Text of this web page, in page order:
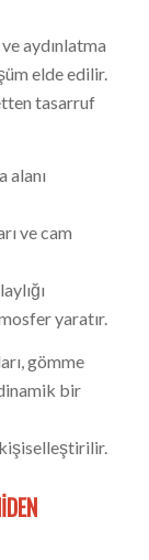
aydınlatma
elde edilir.
tasarruf
alanı
ve cam
yaratır.
gömme
bir
kişiselleştirilir.